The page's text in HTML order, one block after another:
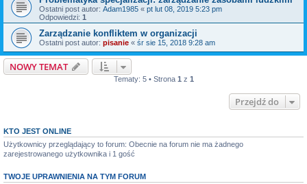
Ostatni post autor: Adam1985 « pt lut 08, 2019 5:23 pm
Odpowiedzi: 1
Zarządzanie konfliktem w organizacji
Ostatni post autor: pisanie « śr sie 15, 2018 9:28 am
NOWY TEMAT
Tematy: 5 • Strona 1 z 1
Przejdź do
KTO JEST ONLINE
Użytkownicy przeglądający to forum: Obecnie na forum nie ma żadnego
zarejestrowanego użytkownika i 1 gość
TWOJE UPRAWNIENIA NA TYM FORUM